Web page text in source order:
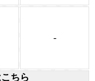
-
ちら